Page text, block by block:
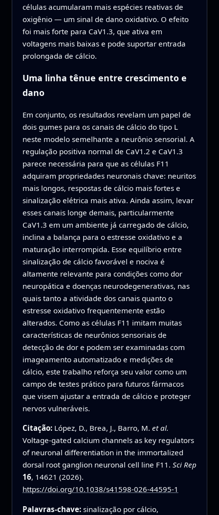
células acumularam mais espécies reativas de
oxigênio — um sinal de dano oxidativo. O efeito
foi mais forte para CaV1.3, que ativa em
voltagens mais baixas e pode suportar entrada
prolongada de cálcio.
Uma linha tênue entre crescimento e
dano
Em conjunto, os resultados revelam um papel de
dois gumes para os canais de cálcio do tipo L
neste modelo semelhante a neurônio sensorial. A
regulação positiva normal de CaV1.2 e CaV1.3
parece necessária para que as células F11
adquiram propriedades neuronais chave: neuritos
mais longos, respostas de cálcio mais fortes e
sinalização elétrica mais ativa. Ainda assim, levar
esses canais longe demais, particularmente
CaV1.3 em um ambiente já carregado de cálcio,
inclina a balança para o estresse oxidativo e a
maturação interrompida. Esse equilíbrio entre
sinalização de cálcio favorável e nociva é
altamente relevante para condições como dor
neuropática e doenças neurodegenerativas, nas
quais tanto a atividade dos canais quanto o
estresse oxidativo frequentemente estão
alterados. Como as células F11 imitam muitas
características de neurônios sensoriais de
detecção de dor e podem ser examinadas com
imageamento automatizado e medições de
cálcio, este trabalho reforça seu valor como um
campo de testes prático para futuros fármacos
que visem ajustar a entrada de cálcio e proteger
nervos vulneráveis.
Citação: López, D., Brea, J., Barro, M. et al.
Voltage-gated calcium channels as key regulators
of neuronal differentiation in the immortalized
dorsal root ganglion neuronal cell line F11. Sci Rep
16, 14621 (2026).
https://doi.org/10.1038/s41598-026-44595-1
Palavras-chave: sinalização por cálcio,